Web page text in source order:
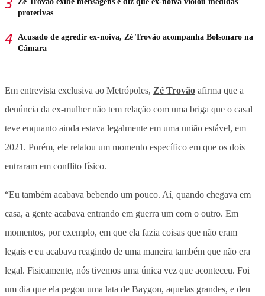
protetivas
Acusado de agredir ex-noiva, Zé Trovão acompanha Bolsonaro na
Câmara
Em entrevista exclusiva ao Metrópoles, Zé Trovão afirma que a
denúncia da ex-mulher não tem relação com uma briga que o casal
teve enquanto ainda estava legalmente em uma união estável, em
2021. Porém, ele relatou um momento específico em que os dois
entraram em conflito físico.
“Eu também acabava bebendo um pouco. Aí, quando chegava em
casa, a gente acabava entrando em guerra um com o outro. Em
momentos, por exemplo, em que ela fazia coisas que não eram
legais e eu acabava reagindo de uma maneira também que não era
legal. Fisicamente, nós tivemos uma única vez que aconteceu. Foi
um dia que ela pegou uma lata de Baygon, aquelas grandes, e deu